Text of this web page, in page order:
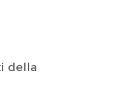
della